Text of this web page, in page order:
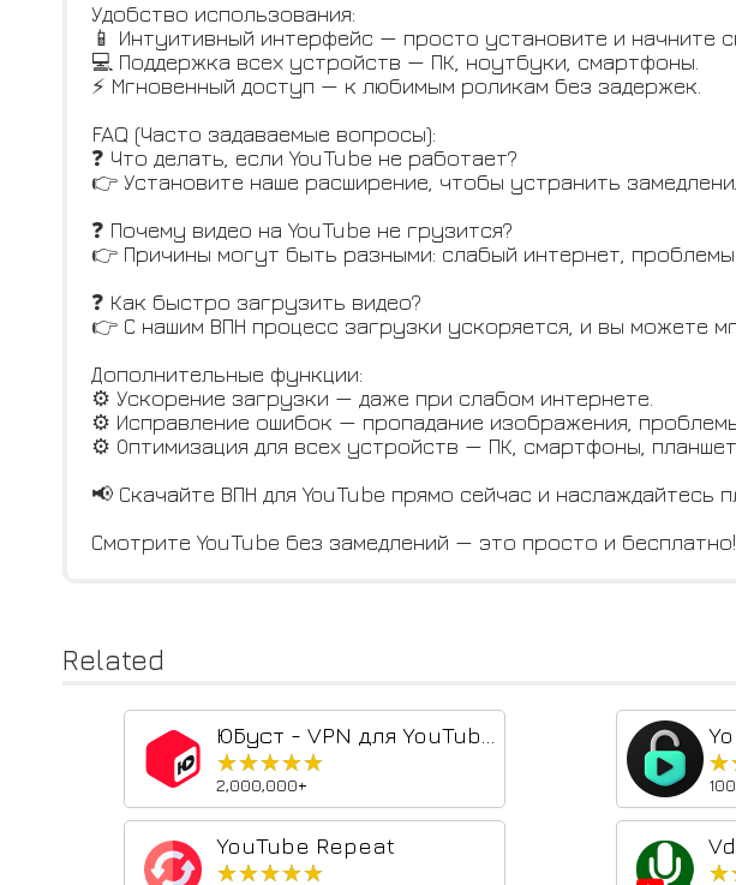
Удобство использования:
📱 Интуитивный интерфейс — просто установите и начните
💻 Поддержка всех устройств — ПК, ноутбуки, смартфоны.
⚡ Мгновенный доступ — к любимым роликам без задержек.
FAQ (Часто задаваемые вопросы):
❓ Что делать, если YouTube не работает?
👉 Установите наше расширение, чтобы устранить
❓ Почему видео на YouTube не грузится?
👉 Причины могут быть разными: слабый интернет,
❓ Как быстро загрузить видео?
👉 С нашим ВПН процесс загрузки ускоряется, и вы можете
Дополнительные функции:
⚙️ Ускорение загрузки — даже при слабом интернете.
⚙️ Исправление ошибок — пропадание изображения,
⚙️ Оптимизация для всех устройств — ПК, смартфоны,
📢 Скачайте ВПН для YouTube прямо сейчас и
Смотрите YouTube без замедлений — это просто и
Related
★★★★★
★★★★★
2,000,000+
YouTube Repeat
★★★★★
★★★★★